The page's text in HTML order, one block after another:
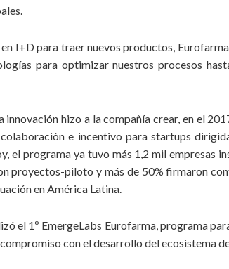
I+D para traer nuevos productos,
para optimizar nuestros procesos
hizo a la compañía crear, en el
e incentivo para startups
el programa ya tuvo más 1,2 mil empresas
proyectos-piloto y más de 50% firmaron
en América Latina.
el 1º EmergeLabs Eurofarma, programa
con el desarrollo del ecosistema